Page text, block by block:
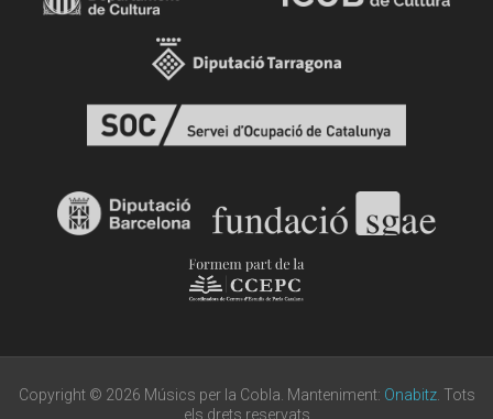
Copyright © 2026 Músics per la Cobla. Manteniment: Onabitz. Tots
els drets reservats